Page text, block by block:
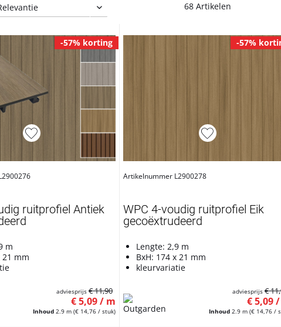
68 Artikelen
-57% korting
ruitprofiel Antiek
m
21 mm
Inhoud 2.9 m (€ 14,76 / stuk)
€ 5,09 / m
adviesprijs € 11,90
-57%
Artikelnummer L2900278
WPC 4-voudig ruitprofiel Eik
gecoëxtrudeerd
Lengte: 2,9 m
BxH: 174 x 21 mm
kleurvariatie
Inhoud 2.9 m (€ 14,76 /
€ 5,09
adviesprijs €